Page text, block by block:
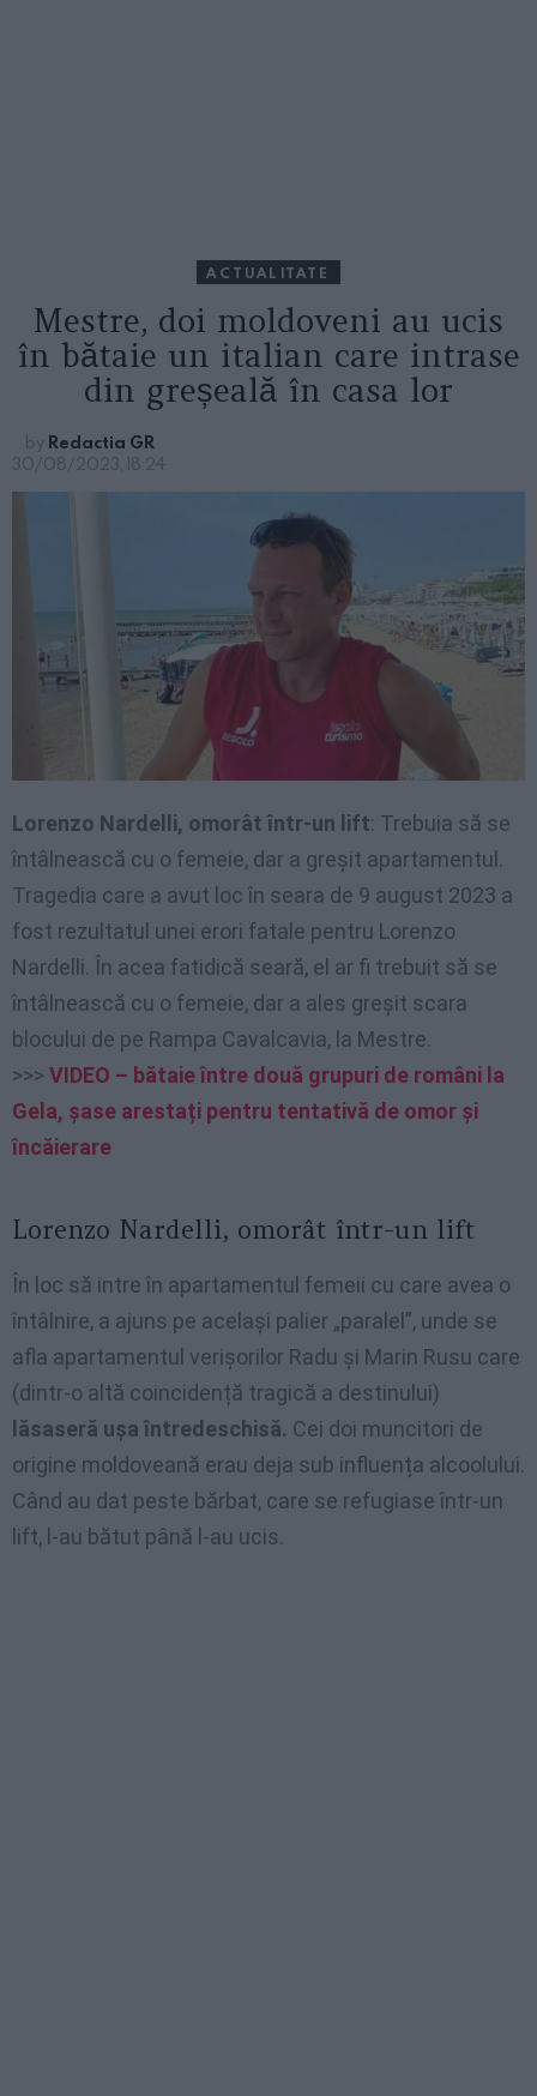
ACTUALITATE
Mestre, doi moldoveni au ucis
în bătaie un italian care intrase
din greșeală în casa lor
by Redactia GR
30/08/2023, 18:24
Lorenzo Nardelli, omorât într-un lift: Trebuia să se
întâlnească cu o femeie, dar a greșit apartamentul.
Tragedia care a avut loc în seara de 9 august 2023 a
fost rezultatul unei erori fatale pentru Lorenzo
Nardelli. În acea fatidică seară, el ar fi trebuit să se
întâlnească cu o femeie, dar a ales greșit scara
blocului de pe Rampa Cavalcavia, la Mestre.
>>> VIDEO – bătaie între două grupuri de români la
Gela, șase arestați pentru tentativă de omor și
încăierare
Lorenzo Nardelli, omorât într-un lift
În loc să intre în apartamentul femeii cu care avea o
întâlnire, a ajuns pe același palier „paralel”, unde se
afla apartamentul verișorilor Radu și Marin Rusu care
(dintr-o altă coincidență tragică a destinului)
lăsaseră ușa întredeschisă. Cei doi muncitori de
origine moldoveană erau deja sub influența alcoolului.
Când au dat peste bărbat, care se refugiase într-un
lift, l-au bătut până l-au ucis.